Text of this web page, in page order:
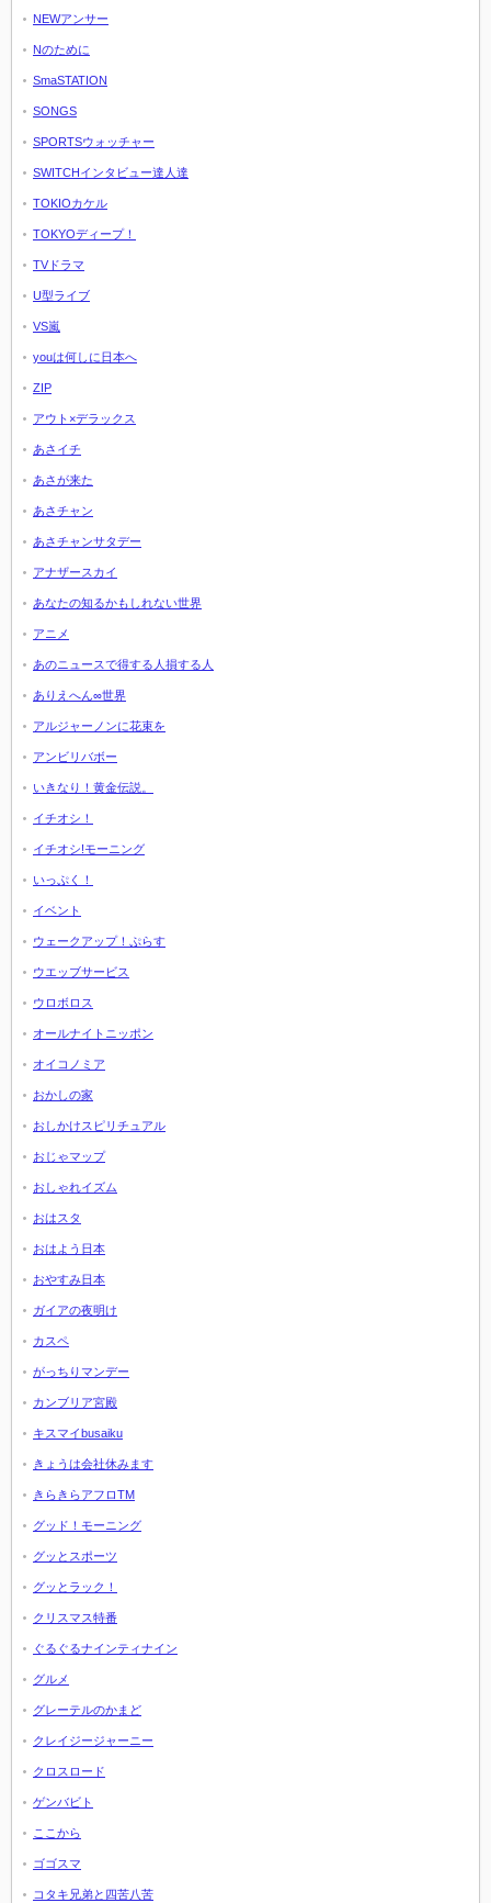
NEWアンサー
Nのために
SmaSTATION
SONGS
SPORTSウォッチャー
SWITCHインタビュー達人達
TOKIOカケル
TOKYOディープ！
TVドラマ
U型ライブ
VS嵐
youは何しに日本へ
ZIP
アウト×デラックス
あさイチ
あさが来た
あさチャン
あさチャンサタデー
アナザースカイ
あなたの知るかもしれない世界
アニメ
あのニュースで得する人損する人
ありえへん∞世界
アルジャーノンに花束を
アンビリバボー
いきなり！黄金伝説。
イチオシ！
イチオシ!モーニング
いっぷく！
イベント
ウェークアップ！ぷらす
ウエッブサービス
ウロボロス
オールナイトニッポン
オイコノミア
おかしの家
おしかけスピリチュアル
おじゃマップ
おしゃれイズム
おはスタ
おはよう日本
おやすみ日本
ガイアの夜明け
カスペ
がっちりマンデー
カンブリア宮殿
キスマイbusaiku
きょうは会社休みます
きらきらアフロTM
グッド！モーニング
グッとスポーツ
グッとラック！
クリスマス特番
ぐるぐるナインティナイン
グルメ
グレーテルのかまど
クレイジージャーニー
クロスロード
ゲンバビト
ここから
ゴゴスマ
コタキ兄弟と四苦八苦